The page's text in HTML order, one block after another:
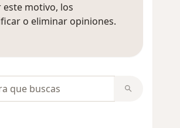
motivo, los
o eliminar opiniones.